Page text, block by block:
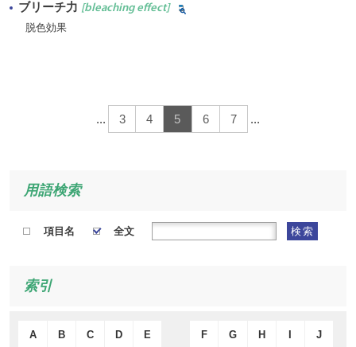
ブリーチ力 [bleaching effect]
脱色効果
... 3 4 5 6 7 ...
用語検索
項目名 全文 検索
索引
A B C D E F G H J